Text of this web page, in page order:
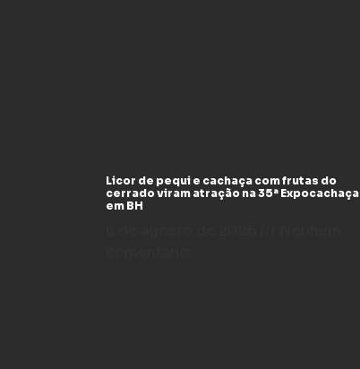
Licor de pequi e cachaça com frutas do
cerrado viram atração na 35ª Expocachaça
em BH